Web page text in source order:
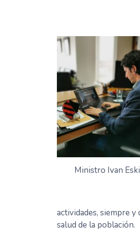
Ministro Ivan
actividades, siempre
salud de la población.